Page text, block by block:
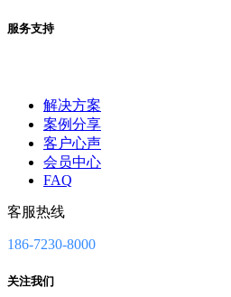
服务支持
解决方案
案例分享
客户心声
会员中心
FAQ
客服热线
186-7230-8000
关注我们